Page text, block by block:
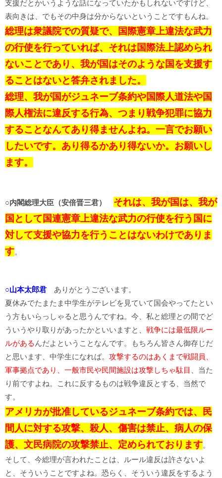
支援だとかいうような話になっていたかもしれないですけど、
表向きは、でもその中身は分からないということですもんね。
総理は衆議院での質疑で、国際憲章上違法な武力
の行使を行っていれば、それは国際法上認められ
ないことであり、我が国はそのような国を支援す
ることはないと答弁されました。
総理、我が国がジュネーブ条約や国際人道法や国
際人権法に違反する行為、つまり戦争犯罪に協力
することなんてあり得ませんよね。一言でお願い
したいです。あり得るかあり得ないか。お願いし
ます。
○内閣総理大臣（安倍晋三君）
それは、我が国は、我が
国として国連憲章上違法な武力の行使を行う国に
対して支援や協力を行うことはないわけでありま
す。
○山本太郎君 ありがとうございます。
夏休みでたまたま中学生がテレビを見ていて国会やってたとい
う方もいらっしゃると思うんですね。今、私と総理との間でど
ういうやり取りがあったかといいますと、 戦争には最低限ルー
ルがあるんだよということなんです。もちろん皆さん御存じだ
と思います、中学生になれば。 攻撃するのはあくまで戦闘員、
軍事拠点であり、一般市民や民間施設は攻撃しちゃ駄目 、当た
り前ですよね。これに反するものは戦争違反とする、当然で
す。
アメリカが批准しているジュネーブ条約では、民
間人に対する攻撃、殺人、傷害は禁止、病人の保
護、文民病院の攻撃禁止、定められております。
そして、今総理が言われたことは、ルール違反は許さないよ
と、そういうことですよね。恐らく、そういう違反をするよう